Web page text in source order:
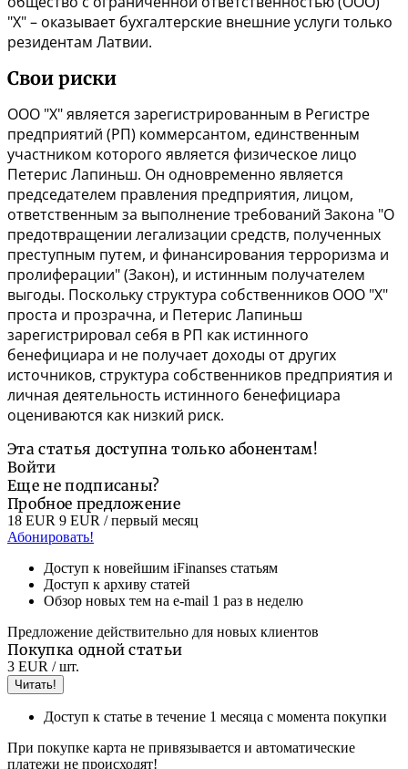
"Х" – оказывает бухгалтерские внешние услуги только
резидентам Латвии.
Свои риски
ООО "X" является зарегистрированным в Регистре
предприятий (РП) коммерсантом, единственным
участником которого является физическое лицо
Петерис Лапиньш. Он одновременно является
председателем правления предприятия, лицом,
ответственным за выполнение требований Закона "О
предотвращении легализации средств, полученных
преступным путем, и финансирования терроризма и
пролиферации" (Закон), и истинным получателем
выгоды. Поскольку структура собственников ООО "Х"
проста и прозрачна, и Петерис Лапиньш
зарегистрировал себя в РП как истинного
бенефициара и не получает доходы от других
источников, структура собственников предприятия и
личная деятельность истинного бенефициара
оцениваются как низкий риск.
Эта статья доступна только абонентам!
Войти
Еще не подписаны?
Пробное предложение
18 EUR 9 EUR / первый месяц
Абонировать!
Доступ к новейшим iFinanses статьям
Доступ к архиву статей
Обзор новых тем на e-mail 1 раз в неделю
Предложение действительно для новых клиентов
Покупка одной статьи
3 EUR / шт.
Читать!
Доступ к статье в течение 1 месяца с момента покупки
При покупке карта не привязывается и автоматические
платежи не происходят!